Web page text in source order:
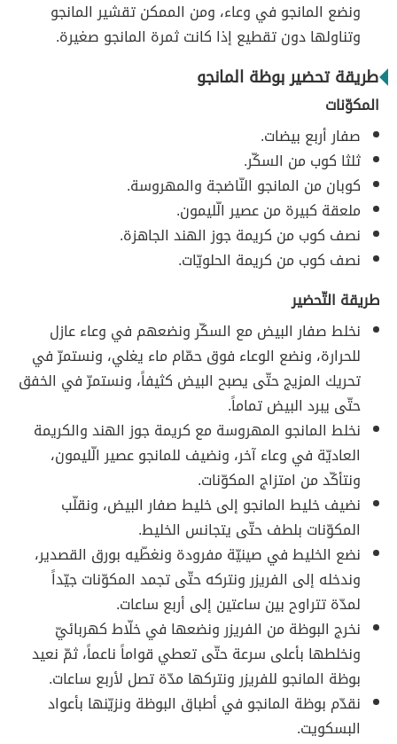
ونضع المانجو في وعاء، ومن الممكن تقشير المانجو
وتناولها دون تقطيع إذا كانت ثمرة المانجو صغيرة.
طريقة تحضير بوظة المانجو
المكوّنات
صفار أربع بيضات.
ثلثا كوب من السكّر.
كوبان من المانجو النّاضجة والمهروسة.
ملعقة كبيرة من عصير الّليمون.
نصف كوب من كريمة جوز الهند الجاهزة.
نصف كوب من كريمة الحلويّات.
طريقة التّحضير
نخلط صفار البيض مع السكّر ونضعهم في وعاء عازل
للحرارة، ونضع الوعاء فوق حمّام ماء يغلي، ونستمرّ في
تحريك المزيج حتّى يصبح البيض كثيفاً، ونستمرّ في الخفق
حتّى يبرد البيض تماماً.
نخلط المانجو المهروسة مع كريمة جوز الهند والكريمة
العاديّة في وعاء آخر، ونضيف للمانجو عصير الّليمون،
ونتأكّد من امتزاج المكوّنات.
نضيف خليط المانجو إلى خليط صفار البيض، ونقلّب
المكوّنات بلطف حتّى يتجانس الخليط.
نضع الخليط في صينيّة مفرودة ونغطّيه بورق القصدير،
وندخله إلى الفريزر ونتركه حتّى تجمد المكوّنات جيّداً
لمدّة تتراوح بين ساعتين إلى أربع ساعات.
نخرج البوظة من الفريزر ونضعها في خلّاط كهربائيّ
ونخلطها بأعلى سرعة حتّى تعطي قواماً ناعماً، ثمّ نعيد
بوظة المانجو للفريزر ونتركها مدّة تصل لأربع ساعات.
نقدّم بوظة المانجو في أطباق البوظة ونزيّنها بأعواد
البسكويت.